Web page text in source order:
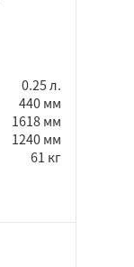
0.25 л.
440 мм
1618 мм
1240 мм
61 кг